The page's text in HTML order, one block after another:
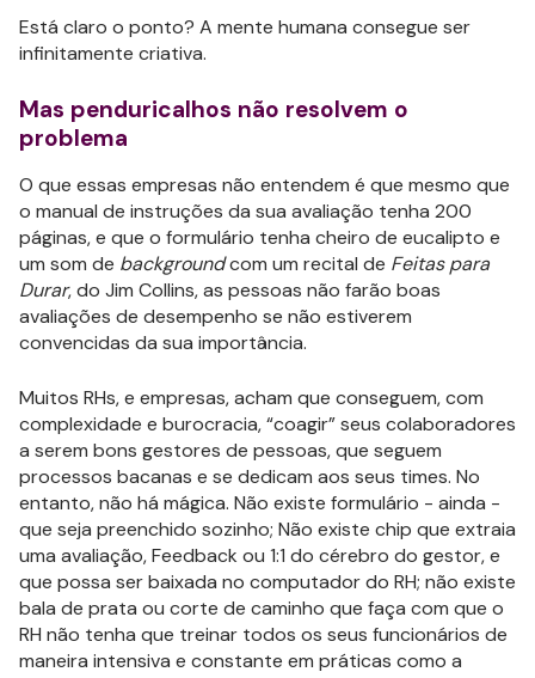
Está claro o ponto? A mente humana consegue ser
infinitamente criativa.
Mas penduricalhos não resolvem o
problema
O que essas empresas não entendem é que mesmo que
o manual de instruções da sua avaliação tenha 200
páginas, e que o formulário tenha cheiro de eucalipto e
um som de backgroundcom um recital de Feitas para
Durar, do Jim Collins, as pessoas não farão boas
avaliações de desempenho se não estiverem
convencidas da sua importância.
Muitos RHs, e empresas, acham que conseguem, com
complexidade e burocracia, “coagir” seus colaboradores
a serem bons gestores de pessoas, que seguem
processos bacanas e se dedicam aos seus times. No
entanto, não há mágica. Não existe formulário - ainda -
que seja preenchido sozinho; Não existe chip que extraia
uma avaliação, Feedback ou 1:1 do cérebro do gestor, e
que possa ser baixada no computador do RH; não existe
bala de prata ou corte de caminho que faça com que o
RH não tenha que treinar todos os seus funcionários de
maneira intensiva e constante em práticas como a